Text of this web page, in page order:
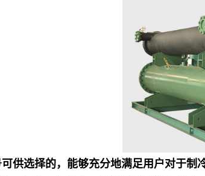
供选择的，能够充分地满足用户对于制